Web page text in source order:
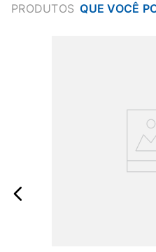
PRODUTOS